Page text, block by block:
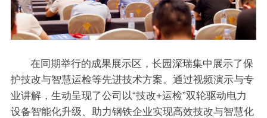
在同期举行的成果展示区，长园深瑞集中展示了保
护技改与智慧运检等先进技术方案。通过视频演示与专
业讲解，生动呈现了公司以“技改+运检”双轮驱动电力
设备智能化升级、助力钢铁企业实现高效技改与智慧化